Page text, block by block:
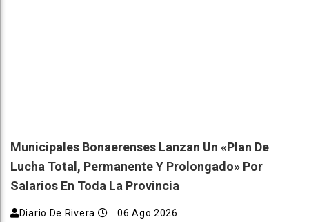
Municipales Bonaerenses Lanzan Un «plan De
Lucha Total, Permanente Y Prolongado» Por
Salarios En Toda La Provincia
Diario De Rivera 06 Ago 2026